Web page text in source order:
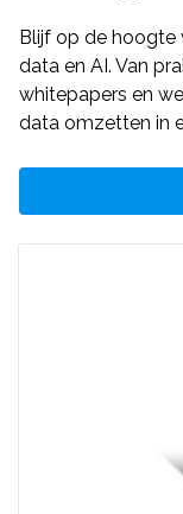
Blijf op de hoogte
data en AI. Van
whitepapers en
data omzetten in